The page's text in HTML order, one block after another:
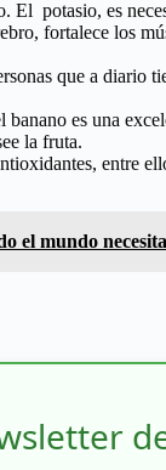
potasio, es
fortalece los
que a
es una
la fruta.
entre
el mundo necesita